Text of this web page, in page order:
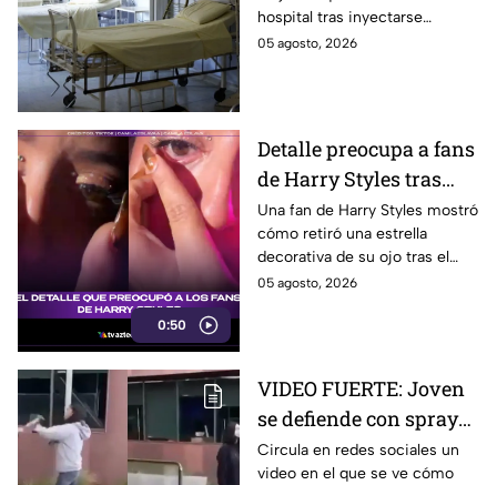
hospital tras inyectarse
mercurio, pues quería
05 agosto, 2026
0:50
Detalle preocupa a fans
de Harry Styles tras
concierto
Una fan de Harry Styles mostró
cómo retiró una estrella
decorativa de su ojo tras el
concierto tras haber llorado,
05 agosto, 2026
VIDEO FUERTE: Joven
se defiende con spray
de alumna que la iba a
atacar con un martillo
Circula en redes sociales un
video en el que se ve cómo